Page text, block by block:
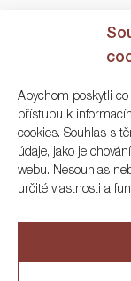
Abychom poskytli
přístupu k
cookies. Souhlas s
údaje, jako je
webu. Nesouhlas
určité vlastnosti a
Kontakt
ARGO
Korunní 83, Praha
+420 222 561 343